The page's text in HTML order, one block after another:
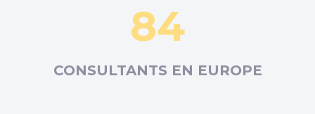
84
CONSULTANTS EN EUROPE